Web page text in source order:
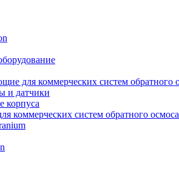
для коммерческих систем обратного
и датчики
корпуса
коммерческих систем обратного осмоса